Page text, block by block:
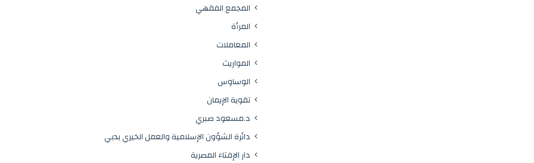
المجمع الفقهي
المرأة
المعاملات
المواريث
الوساوس
تقوية الإيمان
د.مسعود صبري
دائرة الشؤون الإسلامية والعمل الخيري بدبي
دار الإفتاء المصرية